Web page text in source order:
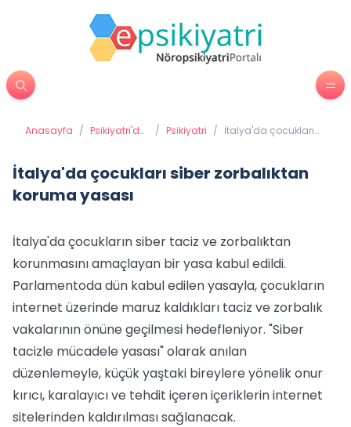
Anasayfa / Psikiyatri'de
/ Psikiyatri / İtalya'da çocukları
İtalya'da çocukları siber zorbalıktan
koruma yasası
İtalya'da çocukların siber taciz ve zorbalıktan
korunmasını amaçlayan bir yasa kabul edildi.
Parlamentoda dün kabul edilen yasayla, çocukların
internet üzerinde maruz kaldıkları taciz ve zorbalık
vakalarının önüne geçilmesi hedefleniyor. "Siber
tacizle mücadele yasası" olarak anılan
düzenlemeyle, küçük yaştaki bireylere yönelik onur
kırıcı, karalayıcı ve tehdit içeren içeriklerin internet
sitelerinden kaldırılması sağlanacak.